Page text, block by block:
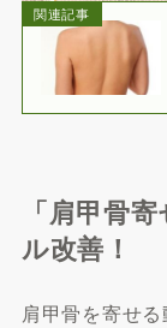
関連記事
「肩甲骨
ル改善！
肩甲骨を寄せ